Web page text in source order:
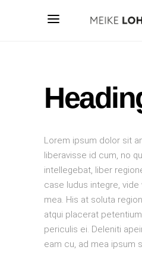
Lorem ipsum dolor sit
liberavisse id cum, no
intellegebat, liber
case ludus integre,
mea. His at soluta
atqui placerat
periculis ei. Deleniti
eam cu, ad mea ipsum